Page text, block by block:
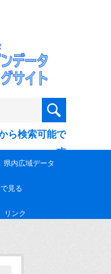
ら検索可能で
す
県内広域データ
見る
リンク